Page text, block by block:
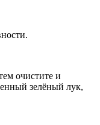
очистите и
зелёный лук,